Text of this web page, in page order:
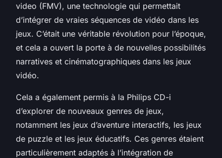
video (FMV), une technologie qui permettait
d’intégrer de vraies séquences de vidéo dans les
jeux. C’était une véritable révolution pour l’époque,
et cela a ouvert la porte à de nouvelles possibilités
narratives et cinématographiques dans les jeux
vidéo.
Cela a également permis à la Philips CD-i
d’explorer de nouveaux genres de jeux,
notamment les jeux d’aventure interactifs, les jeux
de puzzle et les jeux éducatifs. Ces genres étaient
particulièrement adaptés à l’intégration de